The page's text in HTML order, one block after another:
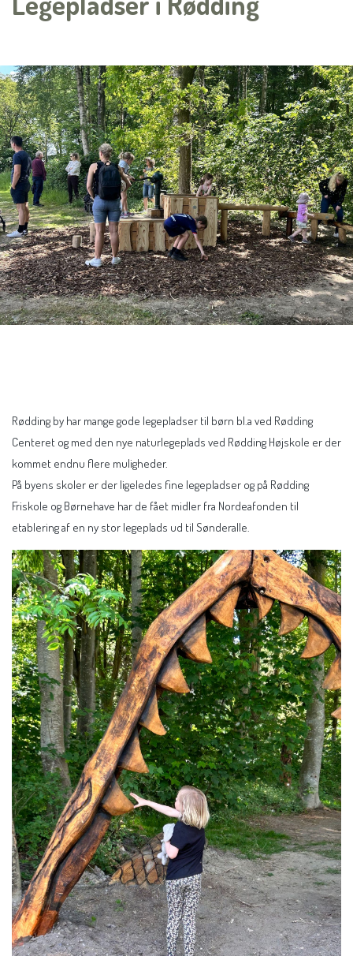
Rødding by har mange gode legepladser til børn bl.a ved Rødding
Centeret og med den nye naturlegeplads ved Rødding Højskole er der
kommet endnu flere muligheder.
På byens skoler er der ligeledes fine legepladser og på Rødding
Friskole og Børnehave har de fået midler fra Nordeafonden til
etablering af en ny stor legeplads ud til Sønderalle.